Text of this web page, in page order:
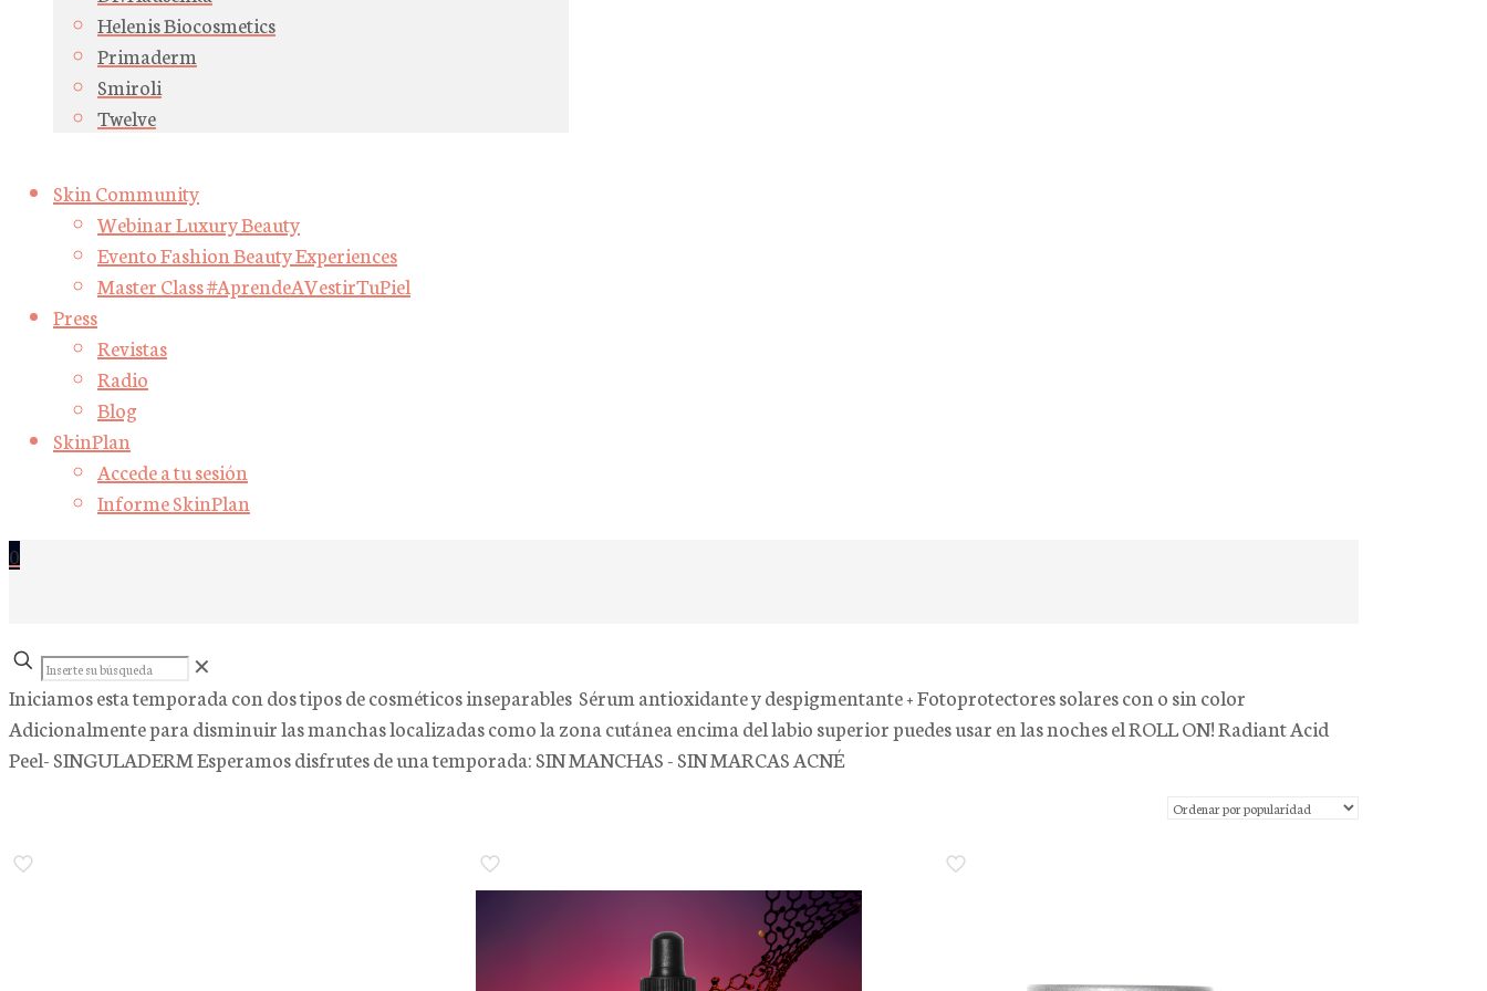
Helenis Biocosmetics
Primaderm
Smiroli
Twelve
Skin Community
Webinar Luxury Beauty
Evento Fashion Beauty Experiences
Master Class #AprendeAVestirTuPiel
Press
Revistas
Radio
Blog
SkinPlan
Accede a tu sesión
Informe SkinPlan
0
Inserte
su
búsqueda
✕
Iniciamos esta temporada con dos tipos de cosméticos inseparables Sérum antioxidante y despigmentante + Fotoprotectores solares con o sin color
Adicionalmente para disminuir las manchas localizadas como la zona cutánea encima del labio superior puedes usar en las noches el ROLL ON! Radiant Acid
Peel- SINGULADERM Esperamos disfrutes de una temporada: SIN MANCHAS - SIN MARCAS ACNÉ